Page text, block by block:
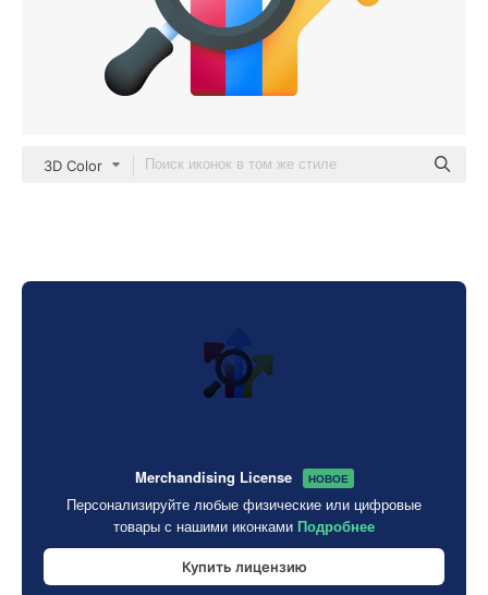
3D Color
Merchandising License НОВОЕ
Персонализируйте любые физические или цифровые
товары с нашими иконками Подробнее
Купить лицензию